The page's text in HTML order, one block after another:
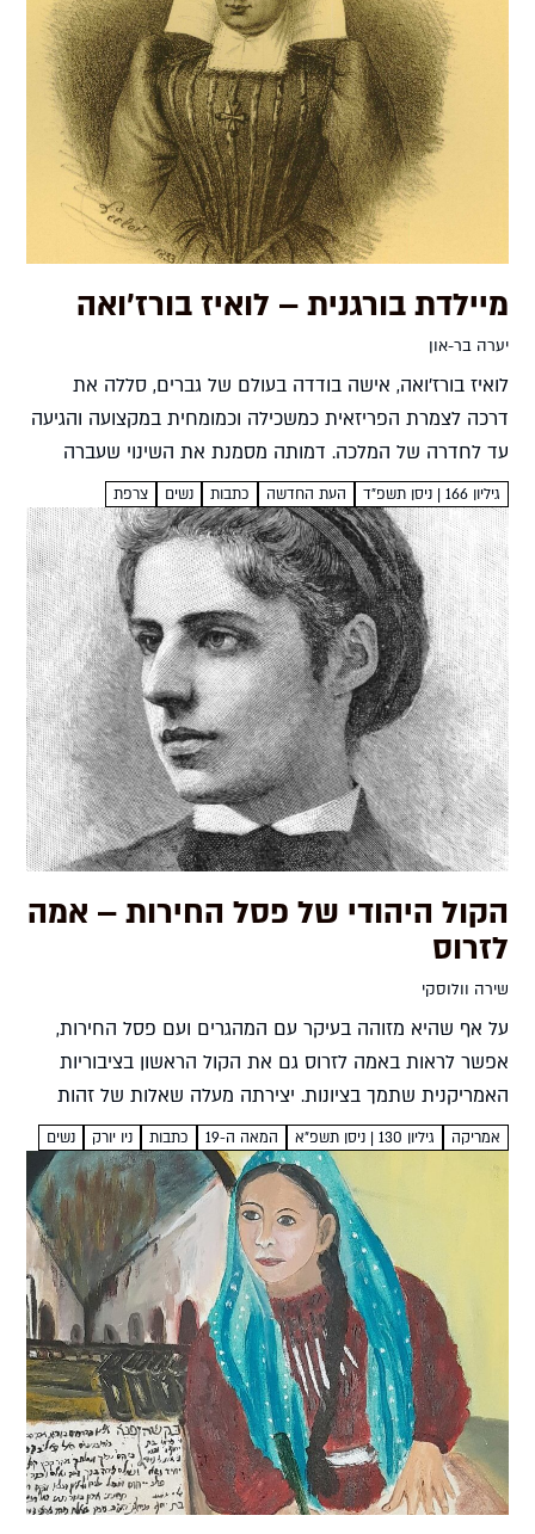
מיילדת בורגנית – לואיז בורז'ואה
יערה בר-און
לואיז בורז'ואה, אישה בודדה בעולם של גברים, סללה את
דרכה לצמרת הפריזאית כמשכילה וכמומחית במקצועה והגיעה
עד לחדרה של המלכה. דמותה מסמנת את השינוי שעברה
המיילדוּת מחכמה מסורתית למקצוע הנשען על ידע מדעי יערה
בר-און...
גיליון 166 | ניסן תשפ”ד העת החדשה כתבות נשים צרפת
הקול היהודי של פסל החירות – אמה
לזרוס
שירה וולוסקי
על אף שהיא מזוהה בעיקר עם המהגרים ועם פסל החירות,
אפשר לראות באמה לזרוס גם את הקול הראשון בציבוריות
האמריקנית שתמך בציונות. יצירתה מעלה שאלות של זהות
שעד היום לא נס לֵחן שירה וולוסקי את...
אמריקה גיליון 130 | ניסן תשפ"א המאה ה-19 כתבות ניו יורק נשים